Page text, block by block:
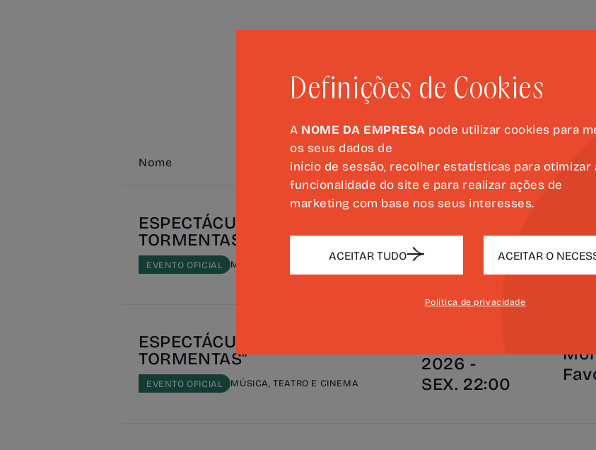
Nome Data Local
ESPECTÁCULO "CABO DAS
TORMENTAS"
EVENTO OFICIAL MÚSICA, TEATRO E CINEMA
QUI. 14:30
ESPECTÁCULO "CABO DAS
TORMENTAS"
EVENTO OFICIAL MÚSICA, TEATRO E CINEMA
2026 -
SEX. 22:00
Definições de Cookies
A NOME DA EMPRESA pode utilizar cookies para
os seus dados de
início de sessão, recolher estatísticas para otimizar
funcionalidade do site e para realizar ações de
marketing com base nos seus interesses.
ACEITAR TUDO ACEITAR O
Política de privacidade